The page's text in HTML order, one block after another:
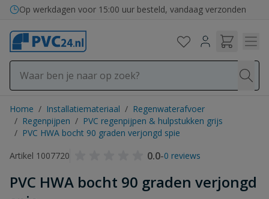
Ga naar de inhoud
Op werkdagen voor 15:00 uur besteld, vandaag verzonden
Home / Installatiemateriaal / Regenwaterafvoer
/ Regenpijpen / PVC regenpijpen & hulpstukken grijs
/ PVC HWA bocht 90 graden verjongd spie
Artikel 1007720
0.0-0 reviews
PVC HWA bocht 90 graden verjongd